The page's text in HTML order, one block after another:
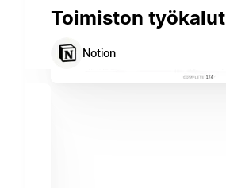
Toimiston työkalut
Notion